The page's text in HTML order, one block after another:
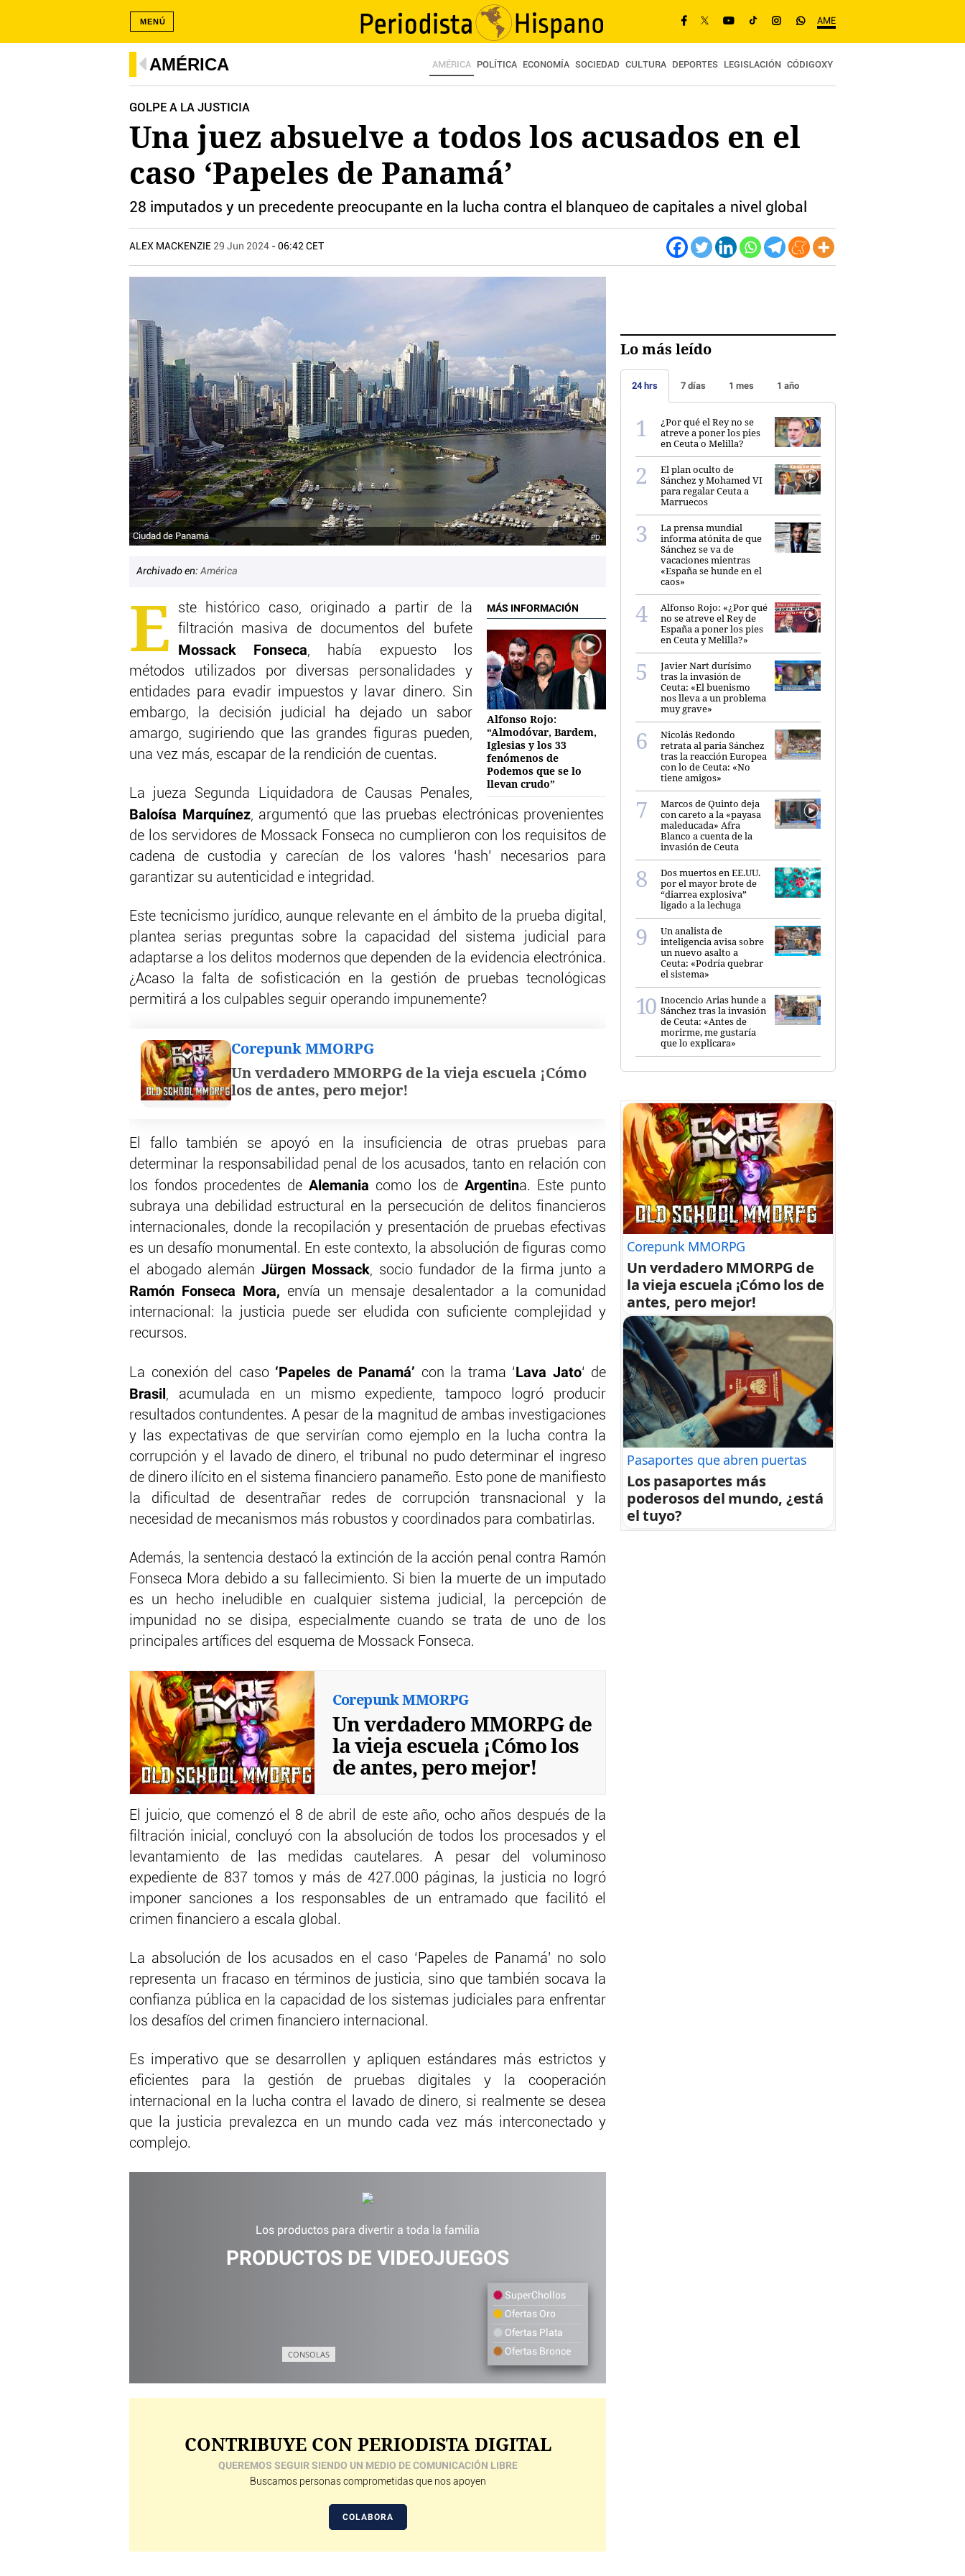
AME
MENÚ
AMÉRICA AMÉRICA POLÍTICA ECONOMÍA SOCIEDAD CULTURA DEPORTES LEGISLACIÓN CÓDIGOXY
GOLPE A LA JUSTICIA
Una juez absuelve a todos los acusados en el
caso ‘Papeles de Panamá’
28 imputados y un precedente preocupante en la lucha contra el blanqueo de capitales a nivel global
ALEX MACKENZIE 29 Jun 2024 - 06:42 CET
Ciudad de Panamá PD.
Archivado en: América
MÁS INFORMACIÓN
Alfonso Rojo:
“Almodóvar, Bardem,
Iglesias y los 33
fenómenos de
Podemos que se lo
llevan crudo”
E
ste histórico caso, originado a partir de la
filtración masiva de documentos del bufete
Mossack Fonseca , había expuesto los
métodos utilizados por diversas personalidades y
entidades para evadir impuestos y lavar dinero. Sin
embargo, la decisión judicial ha dejado un sabor
amargo, sugiriendo que las grandes figuras pueden,
una vez más, escapar de la rendición de cuentas.
La jueza Segunda Liquidadora de Causas Penales,
Baloísa Marquínez, argumentó que las pruebas electrónicas provenientes
de los servidores de Mossack Fonseca no cumplieron con los requisitos de
cadena de custodia y carecían de los valores ‘hash’ necesarios para
garantizar su autenticidad e integridad.
Este tecnicismo jurídico, aunque relevante en el ámbito de la prueba digital,
plantea serias preguntas sobre la capacidad del sistema judicial para
adaptarse a los delitos modernos que dependen de la evidencia electrónica.
¿Acaso la falta de sofisticación en la gestión de pruebas tecnológicas
permitirá a los culpables seguir operando impunemente?
Corepunk MMORPG
Un verdadero MMORPG de la vieja escuela ¡Cómo
los de antes, pero mejor!
El fallo también se apoyó en la insuficiencia de otras pruebas para
determinar la responsabilidad penal de los acusados, tanto en relación con
los fondos procedentes de Alemania como los de Argentina. Este punto
subraya una debilidad estructural en la persecución de delitos financieros
internacionales, donde la recopilación y presentación de pruebas efectivas
es un desafío monumental. En este contexto, la absolución de figuras como
el abogado alemán Jürgen Mossack , socio fundador de la firma junto a
Ramón Fonseca Mora, envía un mensaje desalentador a la comunidad
internacional: la justicia puede ser eludida con suficiente complejidad y
recursos.
La conexión del caso ‘Papeles de Panamá’ con la trama ‘Lava Jato‘ de
Brasil , acumulada en un mismo expediente, tampoco logró producir
resultados contundentes. A pesar de la magnitud de ambas investigaciones
y las expectativas de que servirían como ejemplo en la lucha contra la
corrupción y el lavado de dinero, el tribunal no pudo determinar el ingreso
de dinero ilícito en el sistema financiero panameño. Esto pone de manifiesto
la dificultad de desentrañar redes de corrupción transnacional y la
necesidad de mecanismos más robustos y coordinados para combatirlas.
Además, la sentencia destacó la extinción de la acción penal contra Ramón
Fonseca Mora debido a su fallecimiento. Si bien la muerte de un imputado
es un hecho ineludible en cualquier sistema judicial, la percepción de
impunidad no se disipa, especialmente cuando se trata de uno de los
principales artífices del esquema de Mossack Fonseca.
Corepunk MMORPG
Un verdadero MMORPG de
la vieja escuela ¡Cómo los
de antes, pero mejor!
El juicio, que comenzó el 8 de abril de este año, ocho años después de la
filtración inicial, concluyó con la absolución de todos los procesados y el
levantamiento de las medidas cautelares. A pesar del voluminoso
expediente de 837 tomos y más de 427.000 páginas, la justicia no logró
imponer sanciones a los responsables de un entramado que facilitó el
crimen financiero a escala global.
La absolución de los acusados en el caso ‘Papeles de Panamá’ no solo
representa un fracaso en términos de justicia, sino que también socava la
confianza pública en la capacidad de los sistemas judiciales para enfrentar
los desafíos del crimen financiero internacional.
Es imperativo que se desarrollen y apliquen estándares más estrictos y
eficientes para la gestión de pruebas digitales y la cooperación
internacional en la lucha contra el lavado de dinero, si realmente se desea
que la justicia prevalezca en un mundo cada vez más interconectado y
complejo.
Los productos para divertir a toda la familia
PRODUCTOS DE VIDEOJUEGOS
CONSOLAS
SuperChollos
Ofertas Oro
Ofertas Plata
Ofertas Bronce
CONTRIBUYE CON PERIODISTA DIGITAL
QUEREMOS SEGUIR SIENDO UN MEDIO DE COMUNICACIÓN LIBRE
Buscamos personas comprometidas que nos apoyen
COLABORA
Lo más leído
24 hrs 7 días 1 mes 1 año
¿Por qué el Rey no se
atreve a poner los pies
en Ceuta o Melilla?
El plan oculto de
Sánchez y Mohamed VI
para regalar Ceuta a
Marruecos
La prensa mundial
informa atónita de que
Sánchez se va de
vacaciones mientras
«España se hunde en el
caos»
Alfonso Rojo: «¿Por qué
no se atreve el Rey de
España a poner los pies
en Ceuta y Melilla?»
Javier Nart durísimo
tras la invasión de
Ceuta: «El buenismo
nos lleva a un problema
muy grave»
Nicolás Redondo
retrata al paria Sánchez
tras la reacción Europea
con lo de Ceuta: «No
tiene amigos»
Marcos de Quinto deja
con careto a la «payasa
maleducada» Afra
Blanco a cuenta de la
invasión de Ceuta
Dos muertos en EE.UU.
por el mayor brote de
“diarrea explosiva”
ligado a la lechuga
Un analista de
inteligencia avisa sobre
un nuevo asalto a
Ceuta: «Podría quebrar
el sistema»
Inocencio Arias hunde a
Sánchez tras la invasión
de Ceuta: «Antes de
morirme, me gustaría
que lo explicara»
Corepunk MMORPG
Un verdadero MMORPG de
la vieja escuela ¡Cómo los de
antes, pero mejor!
Pasaportes que abren puertas
Los pasaportes más
poderosos del mundo, ¿está
el tuyo?